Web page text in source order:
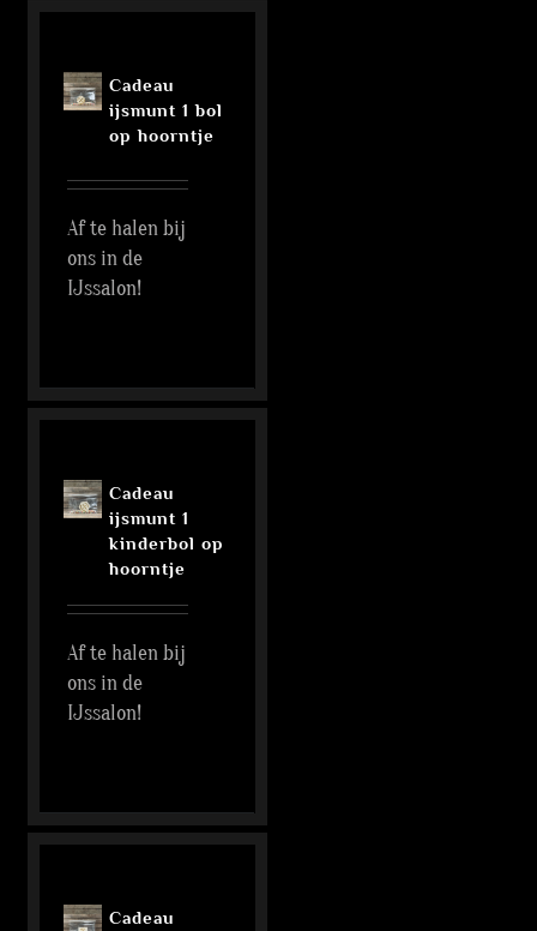
Cadeau
ijsmunt 1 bol
op hoorntje
Af te halen bij
ons in de
IJssalon!
Cadeau
ijsmunt 1
kinderbol op
hoorntje
Af te halen bij
ons in de
IJssalon!
Cadeau